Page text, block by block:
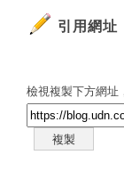
引用網址
檢視複製下方網址
複製